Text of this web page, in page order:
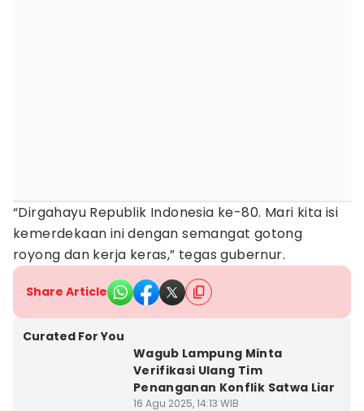
“Dirgahayu Republik Indonesia ke-80. Mari kita isi
kemerdekaan ini dengan semangat gotong
royong dan kerja keras,” tegas gubernur.
Share Article
Curated For You
Wagub Lampung Minta
Verifikasi Ulang Tim
Penanganan Konflik Satwa Liar
16 Agu 2025, 14:13 WIB